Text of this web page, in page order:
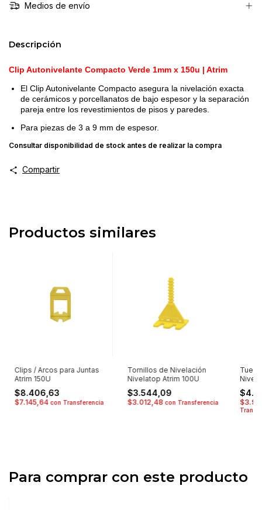
Medios de envío
Descripción
Clip Autonivelante Compacto Verde 1mm x 150u | Atrim
El Clip Autonivelante Compacto asegura la nivelación exacta
de cerámicos y porcellanatos de bajo espesor y la separación
pareja entre los revestimientos de pisos y paredes.
Para piezas de 3 a 9 mm de espesor.
Consultar disponibilidad de stock antes de realizar la compra
Compartir
Productos similares
Clips / Arcos para Juntas
Atrim 150U
$8.406,63
$7.145,64 con Transferencia
Tornillos de Nivelación
Nivelatop Atrim 100U
$3.544,09
$3.012,48 con Transferencia
Para comprar con este producto